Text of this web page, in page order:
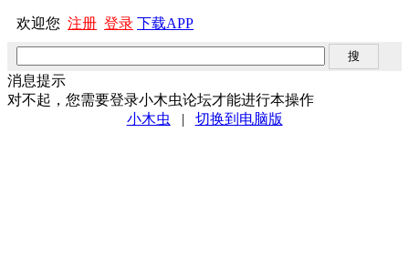
欢迎您 注册 登录 下载APP
消息提示
对不起，您需要登录小木虫论坛才能进行本操作
小木虫 | 切换到电脑版